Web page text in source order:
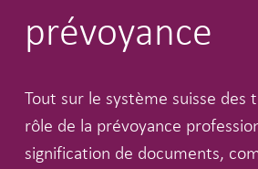
prévoyance
Tout sur le système suisse des
rôle de la prévoyance
signification de documents,